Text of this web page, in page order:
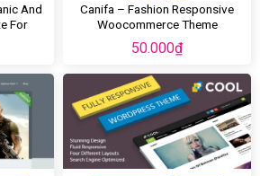
And
For
Canifa – Fashion Responsive
Woocommerce Theme
50.000₫